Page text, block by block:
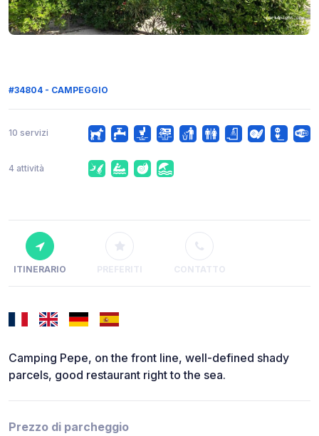
#34804 - CAMPEGGIO
10 servizi
4 attività
ITINERARIO PREFERITI CONTATTO
Camping Pepe, on the front line, well-defined shady
parcels, good restaurant right to the sea.
Prezzo di parcheggio